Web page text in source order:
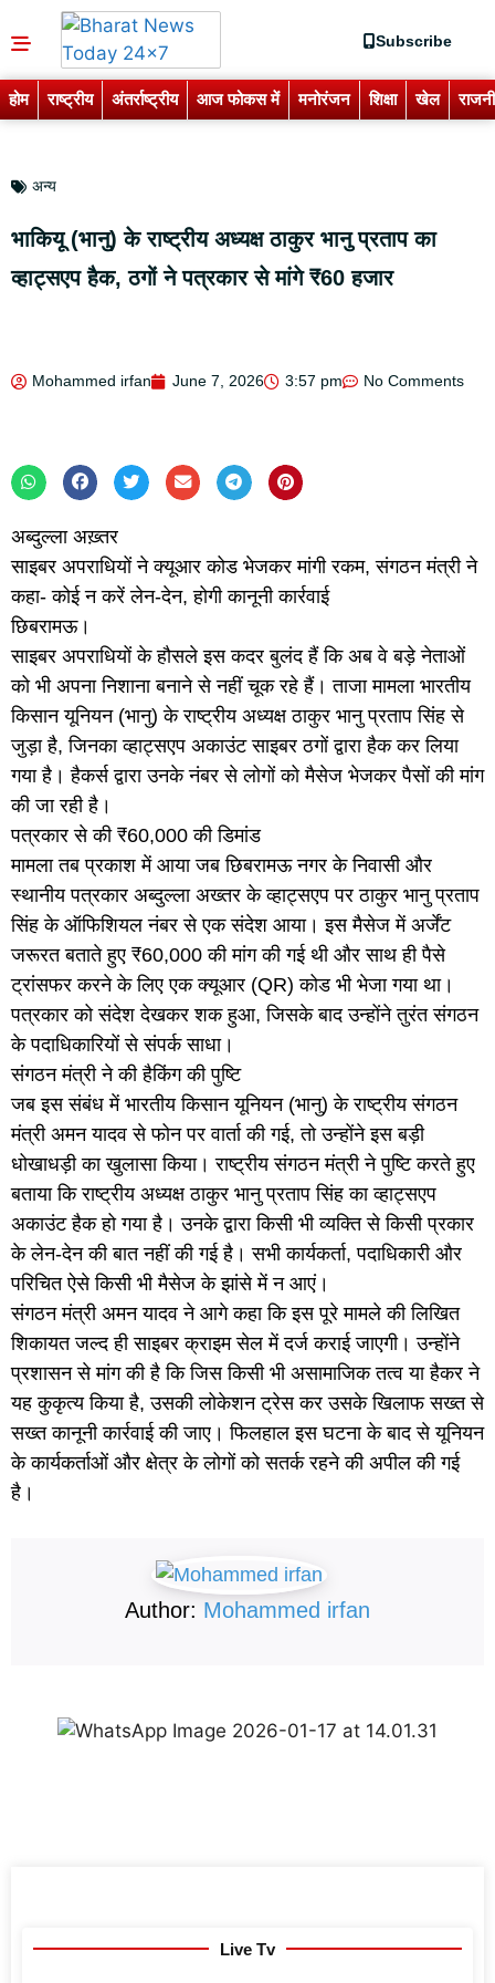
Subscribe
होम राष्ट्रीय अंतर्राष्ट्रीय आज फोकस में मनोरंजन शिक्षा खेल
अन्य
भाकियू (भानु) के राष्ट्रीय अध्यक्ष ठाकुर भानु प्रताप का
व्हाट्सएप हैक, ठगों ने पत्रकार से मांगे ₹60 हजार
Mohammed irfan June 7, 2026 3:57 pm No Comments
अब्दुल्ला अख़्तर
साइबर अपराधियों ने क्यूआर कोड भेजकर मांगी रकम, संगठन मंत्री ने
कहा- कोई न करें लेन-देन, होगी कानूनी कार्रवाई
छिबरामऊ।
साइबर अपराधियों के हौसले इस कदर बुलंद हैं कि अब वे बड़े नेताओं
को भी अपना निशाना बनाने से नहीं चूक रहे हैं। ताजा मामला भारतीय
किसान यूनियन (भानु) के राष्ट्रीय अध्यक्ष ठाकुर भानु प्रताप सिंह से
जुड़ा है, जिनका व्हाट्सएप अकाउंट साइबर ठगों द्वारा हैक कर लिया
गया है। हैकर्स द्वारा उनके नंबर से लोगों को मैसेज भेजकर पैसों की मांग
की जा रही है।
पत्रकार से की ₹60,000 की डिमांड
मामला तब प्रकाश में आया जब छिबरामऊ नगर के निवासी और
स्थानीय पत्रकार अब्दुल्ला अख्तर के व्हाट्सएप पर ठाकुर भानु प्रताप
सिंह के ऑफिशियल नंबर से एक संदेश आया। इस मैसेज में अर्जेंट
जरूरत बताते हुए ₹60,000 की मांग की गई थी और साथ ही पैसे
ट्रांसफर करने के लिए एक क्यूआर (QR) कोड भी भेजा गया था।
पत्रकार को संदेश देखकर शक हुआ, जिसके बाद उन्होंने तुरंत संगठन
के पदाधिकारियों से संपर्क साधा।
संगठन मंत्री ने की हैकिंग की पुष्टि
जब इस संबंध में भारतीय किसान यूनियन (भानु) के राष्ट्रीय संगठन
मंत्री अमन यादव से फोन पर वार्ता की गई, तो उन्होंने इस बड़ी
धोखाधड़ी का खुलासा किया। राष्ट्रीय संगठन मंत्री ने पुष्टि करते हुए
बताया कि राष्ट्रीय अध्यक्ष ठाकुर भानु प्रताप सिंह का व्हाट्सएप
अकाउंट हैक हो गया है। उनके द्वारा किसी भी व्यक्ति से किसी प्रकार
के लेन-देन की बात नहीं की गई है। सभी कार्यकर्ता, पदाधिकारी और
परिचित ऐसे किसी भी मैसेज के झांसे में न आएं।
संगठन मंत्री अमन यादव ने आगे कहा कि इस पूरे मामले की लिखित
शिकायत जल्द ही साइबर क्राइम सेल में दर्ज कराई जाएगी। उन्होंने
प्रशासन से मांग की है कि जिस किसी भी असामाजिक तत्व या हैकर ने
यह कुकृत्य किया है, उसकी लोकेशन ट्रेस कर उसके खिलाफ सख्त से
सख्त कानूनी कार्रवाई की जाए। फिलहाल इस घटना के बाद से यूनियन
के कार्यकर्ताओं और क्षेत्र के लोगों को सतर्क रहने की अपील की गई
है।
Author: Mohammed irfan
Live Tv